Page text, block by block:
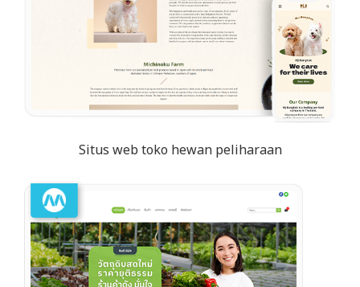
Situs web toko hewan peliharaan